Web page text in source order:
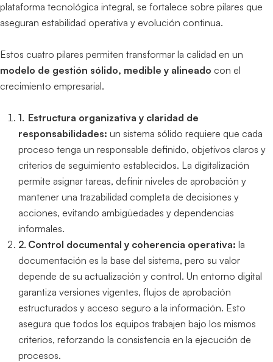
plataforma tecnológica integral, se fortalece sobre pilares que
aseguran estabilidad operativa y evolución continua.
Estos cuatro pilares permiten transformar la calidad en un
modelo de gestión sólido, medible y alineado con el
crecimiento empresarial.
Estructura organizativa y claridad de
responsabilidades: un sistema sólido requiere que cada
proceso tenga un responsable definido, objetivos claros y
criterios de seguimiento establecidos. La digitalización
permite asignar tareas, definir niveles de aprobación y
mantener una trazabilidad completa de decisiones y
acciones, evitando ambigüedades y dependencias
informales.
Control documental y coherencia operativa: la
documentación es la base del sistema, pero su valor
depende de su actualización y control. Un entorno digital
garantiza versiones vigentes, flujos de aprobación
estructurados y acceso seguro a la información. Esto
asegura que todos los equipos trabajen bajo los mismos
criterios, reforzando la consistencia en la ejecución de
procesos.